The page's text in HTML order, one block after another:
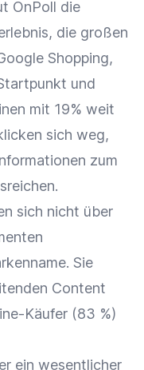
OnPoll die
die großen
Shopping,
und
mit 19% weit
sich weg,
zum
sich nicht über
Sie
Content
Käufer (83 %)
ein wesentlicher